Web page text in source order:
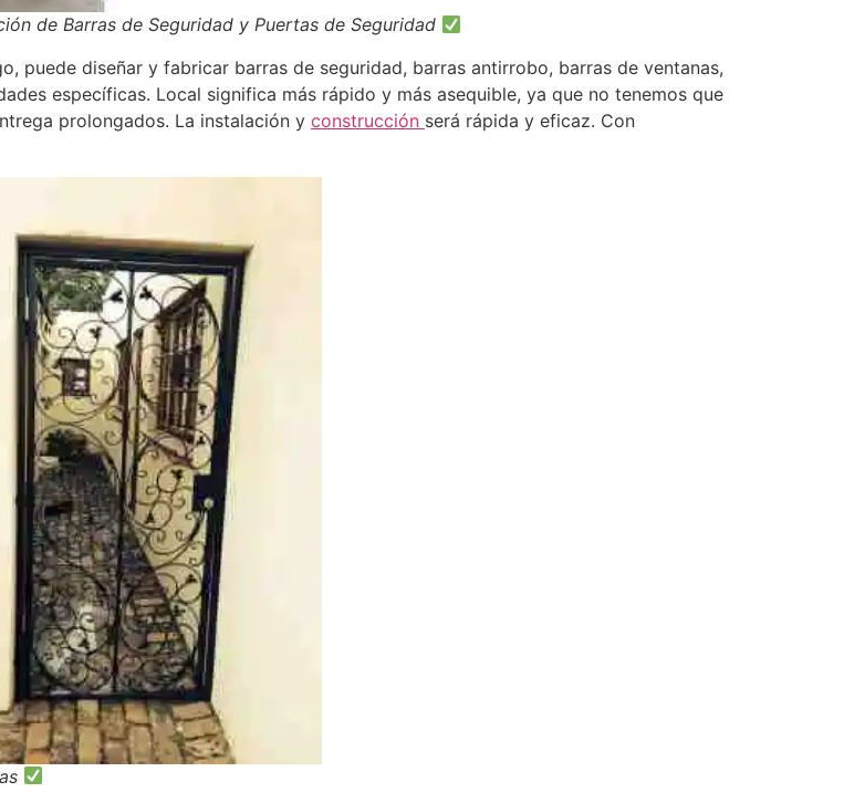
de Barras de Seguridad y Puertas de Seguridad
puede diseñar y fabricar barras de seguridad, barras antirrobo, barras de ventanas,
específicas. Local significa más rápido y más asequible, ya que no tenemos que
prolongados. La instalación y construcción será rápida y eficaz. Con